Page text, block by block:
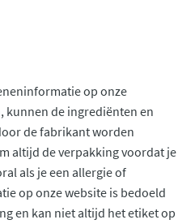
op onze
kunnen de ingrediënten en
de fabrikant worden
altijd de verpakking voordat je
als je een allergie of
op onze website is bedoeld
en kan niet altijd het etiket op